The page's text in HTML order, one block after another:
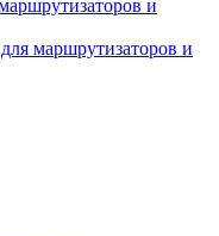
и
маршрутизаторов и